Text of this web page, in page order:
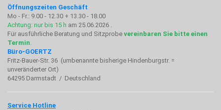
Öffnungszeiten Geschäft
Mo - Fr.: 9.00 - 12.30 + 13.30 - 18.00
Achtung: nur bis 15 h am 25.06.2026 .
Für ausführliche Beratung und Sitzprobe vereinbaren Sie bitte einen
Termin.
Büro-GOERTZ
Fritz-Bauer-Str. 36 (umbenannte bisherige Hindenburgstr. =
unveränderter Ort)
64295 Darmstadt / Deutschland
Service Hotline